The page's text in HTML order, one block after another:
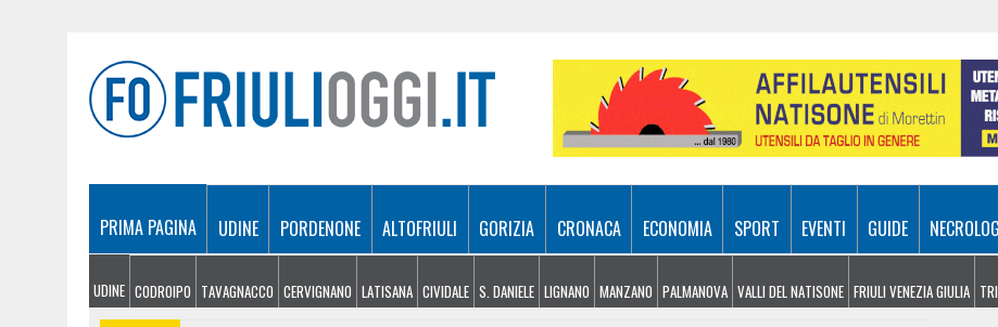
PRIMA PAGINA UDINE PORDENONE ALTOFRIULI GORIZIA CRONACA ECONOMIA SPORT EVENTI GUIDE
UDINE CODROIPO TAVAGNACCO CERVIGNANO LATISANA CIVIDALE S. DANIELE LIGNANO MANZANO PALMANOVA VALLI DEL NATISONE FRIULI VENEZIA GIULIA